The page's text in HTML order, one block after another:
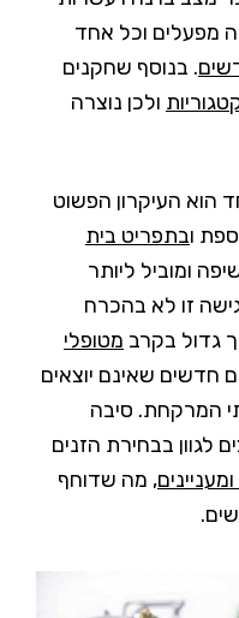
מפעלים וכל אחד
. בנוסף שחקנים
ולכן נוצרה
הוא העיקרון הפשוט
ובתפריט בית
ומוביל ליותר
זו לא בהכרח
גדול בקרב מטופלי
חדשים שאינם יוצאים
המרקחת. סיבה
לגוון בבחירת הזנים
, מה שדוחף